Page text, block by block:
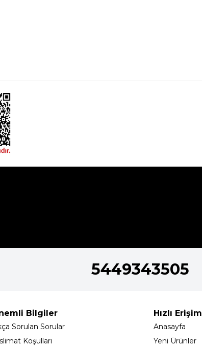
5449343505
Bilgiler
Sorulan Sorular
Koşulları
Hızlı Erişim
Anasayfa
Yeni Ürünler